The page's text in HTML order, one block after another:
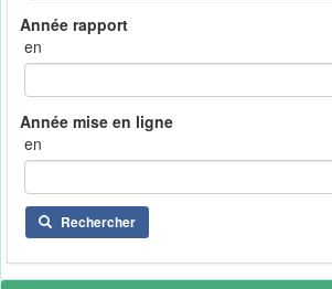
en
en
Rechercher